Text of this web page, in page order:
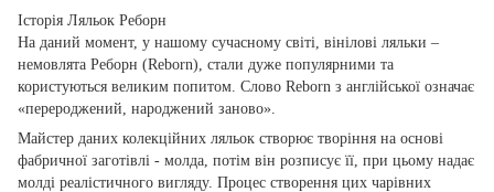
Історія Ляльок Реборн
На даний момент, у нашому сучасному світі, вінілові ляльки –
немовлята Реборн (Reborn), стали дуже популярними та
користуються великим попитом. Слово Reborn з англійської означає
«перероджений, народжений заново».
Майстер даних колекційних ляльок створює творіння на основі
фабричної заготівлі - молда, потім він розписує її, при цьому надає
молді реалістичного вигляду. Процес створення цих чарівних